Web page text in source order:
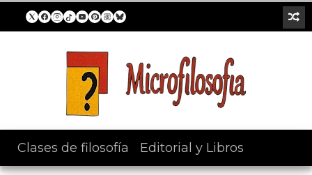
Clases de filosofía Editorial y Libros